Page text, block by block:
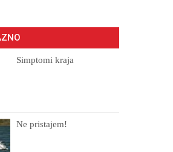
Simptomi kraja
Ne pristajem!